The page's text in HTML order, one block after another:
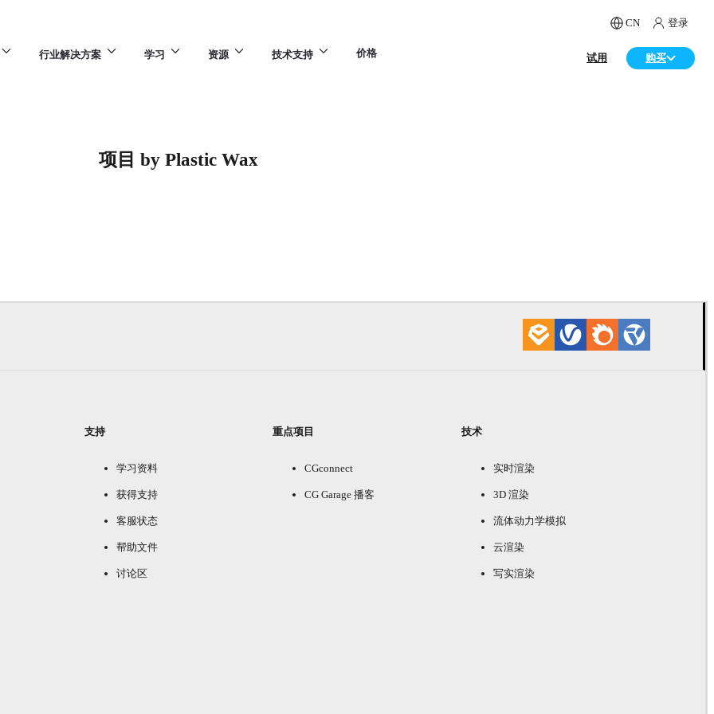
CN 登录
行业解决方案 学习 资源 技术支持 价格 试用 购买
项目 by Plastic Wax
支持
学习资料
获得支持
客服状态
帮助文件
讨论区
重点项目
CGconnect
CG Garage 播客
技术
实时渲染
3D 渲染
流体动力学模拟
云渲染
写实渲染